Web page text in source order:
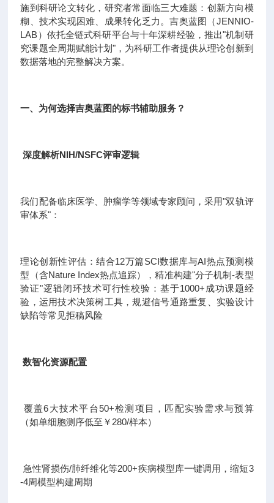
施到科研论文转化，研究者常面临三大难题：创新方向模
糊、技术实现困难、成果转化乏力。吉奥蓝图（JENNIO-
LAB）依托全链式科研平台与十年深耕经验，推出"机制研
究课题全周期赋能计划"，为科研工作者提供从理论创新到
数据落地的完整解决方案。
一、为何选择吉奥蓝图的标书辅助服务？
深度解析NIH/NSFC评审逻辑
我们配备临床医学、肿瘤学等领域专家顾问，采用"双轨评
审体系"：
理论创新性评估：结合12万篇SCI数据库与AI热点预测模
型（含Nature Index热点追踪），精准构建"分子机制-表型
验证"逻辑闭环技术可行性校验：基于1000+成功课题经
验，运用技术决策树工具，规避信号通路重复、实验设计
缺陷等常见拒稿风险
数智化资源配置
覆盖6大技术平台50+检测项目，匹配实验需求与预算
（如单细胞测序低至￥280/样本）
急性肾损伤/肺纤维化等200+疾病模型库一键调用，缩短3
-4周模型构建周期